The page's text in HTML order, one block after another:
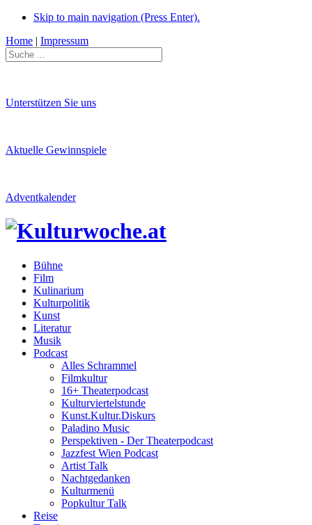
Skip to main navigation (Press Enter).
Home | Impressum
Unterstützen Sie uns
Aktuelle Gewinnspiele
Adventkalender
Bühne
Film
Kulinarium
Kulturpolitik
Kunst
Literatur
Musik
Podcast
Alles Schrammel
Filmkultur
16+ Theaterpodcast
Kulturviertelstunde
Kunst.Kultur.Diskurs
Paladino Music
Perspektiven - Der Theaterpodcast
Jazzfest Wien Podcast
Artist Talk
Nachtgedanken
Kulturmenü
Popkultur Talk
Reise